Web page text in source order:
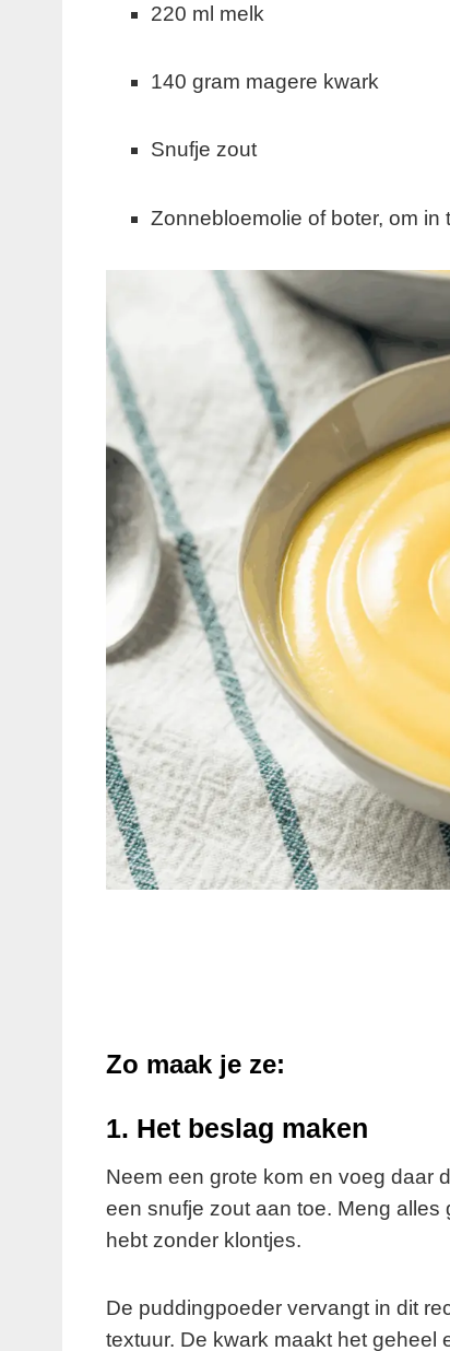
220 ml melk
140 gram magere kwark
Snufje zout
Zonnebloemolie of boter, om in
Zo maak je ze:
1. Het beslag maken
Neem een grote kom en voeg daar
een snufje zout aan toe. Meng
hebt zonder klontjes.
De puddingpoeder vervangt in dit
textuur. De kwark maakt het